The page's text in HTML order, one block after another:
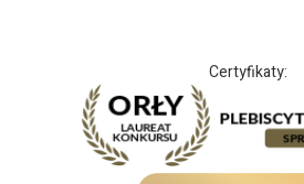
Certyfikaty: